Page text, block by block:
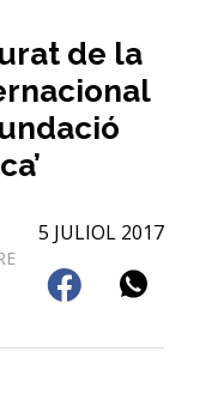
de la
5 JULIOL 2017